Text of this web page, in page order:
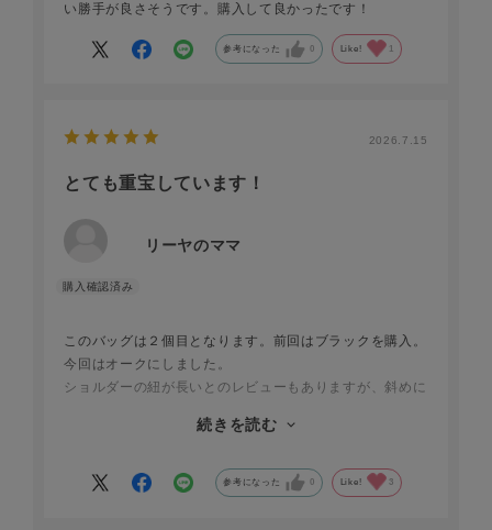
い勝手が良さそうです。購入して良かったです！
参考になった 0 Like! 1
2026.7.15
とても重宝しています！
リーヤのママ
このバッグは２個目となります。前回はブラックを購入。
今回はオークにしました。
ショルダーの紐が長いとのレビューもありますが、斜めに
カード入れもあり、このバッグの時はお財布を持ちませ
海外旅行時はパスポートやユーロ札、ドル札も分けて入れ
られますので、大変重宝いたしました。
続きを読む
参考になった 0 Like! 3